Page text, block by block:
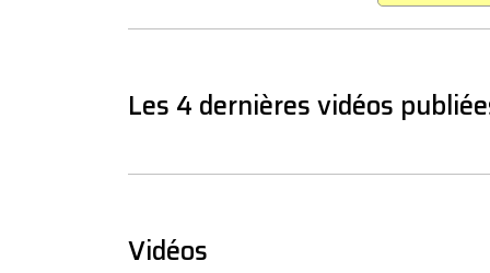
Les 4 dernières vidéos
Vidéos